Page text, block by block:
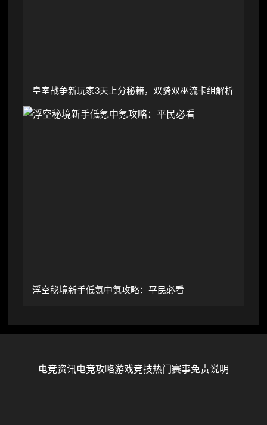
皇室战争新玩家3天上分秘籍，双骑双巫流卡组解析
浮空秘境新手低氪中氪攻略：平民必看
电竞资讯电竞攻略游戏竞技热门赛事免责说明